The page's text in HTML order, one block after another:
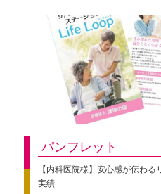
パンフレット
【内科医院様】安心感が伝わ
実績